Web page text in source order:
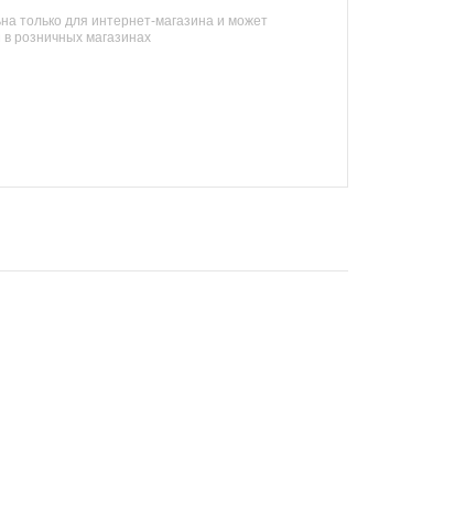
только для интернет-магазина и может
в розничных магазинах